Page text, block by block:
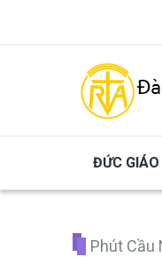
ĐỨC
Phút Cầu